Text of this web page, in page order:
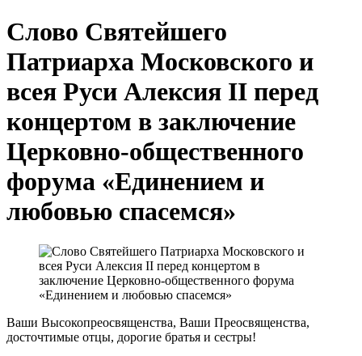
Слово Святейшего
Патриарха Московского и
всея Руси Алексия II перед
концертом в заключение
Церковно-общественного
форума «Единением и
любовью спасемся»
Ваши Высокопреосвященства, Ваши Преосвященства,
досточтимые отцы, дорогие братья и сестры!